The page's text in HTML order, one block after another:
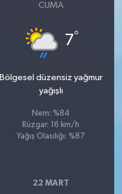
CUMA
7°
Bölgesel düzensiz yağmur
yağışlı
Nem: %84
Rüzgar: 16 km/h
Yağış Olasılığı: %87
22 MART